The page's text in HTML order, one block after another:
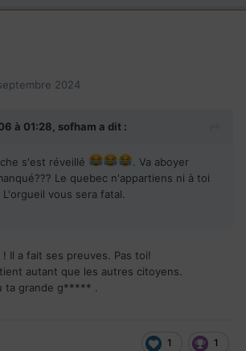
2024
à 01:28, sofham a dit :
s'est réveillé
. Va aboyer
Le quebec n'appartiens ni à toi
vous sera fatal.
Il a fait ses preuves. Pas toi!
autant que les autres citoyens.
ta grande g***** .
1 1